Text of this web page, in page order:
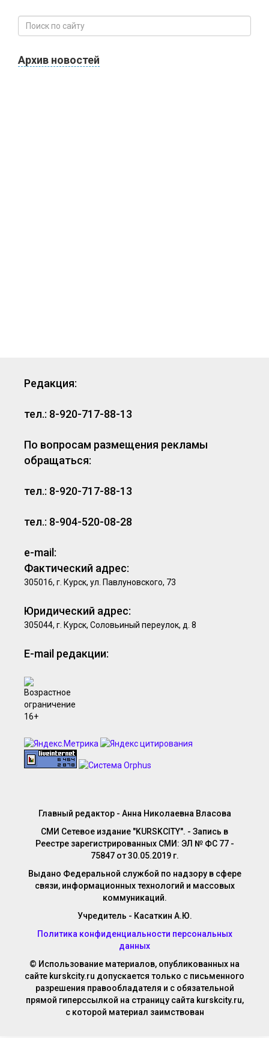
Архив новостей
Редакция:
тел.: 8-920-717-88-13
По вопросам размещения рекламы
обращаться:
тел.: 8-920-717-88-13
тел.: 8-904-520-08-28
e-mail:
Фактический адрес:
305016, г. Курск, ул. Павлуновского, 73
Юридический адрес:
305044, г. Курск, Соловьиный переулок, д. 8
E-mail редакции:
Главный редактор - Анна Николаевна Власова
СМИ Сетевое издание "KURSKCITY". - Запись в
Реестре зарегистрированных СМИ: ЭЛ № ФС 77 -
75847 от 30.05.2019 г.
Выдано Федеральной службой по надзору в сфере
связи, информационных технологий и массовых
коммуникаций.
Учредитель - Касаткин А.Ю.
Политика конфиденциальности персональных
данных
© Использование материалов, опубликованных на
сайте kurskcity.ru допускается только с письменного
разрешения правообладателя и с обязательной
прямой гиперссылкой на страницу сайта kurskcity.ru,
с которой материал заимствован